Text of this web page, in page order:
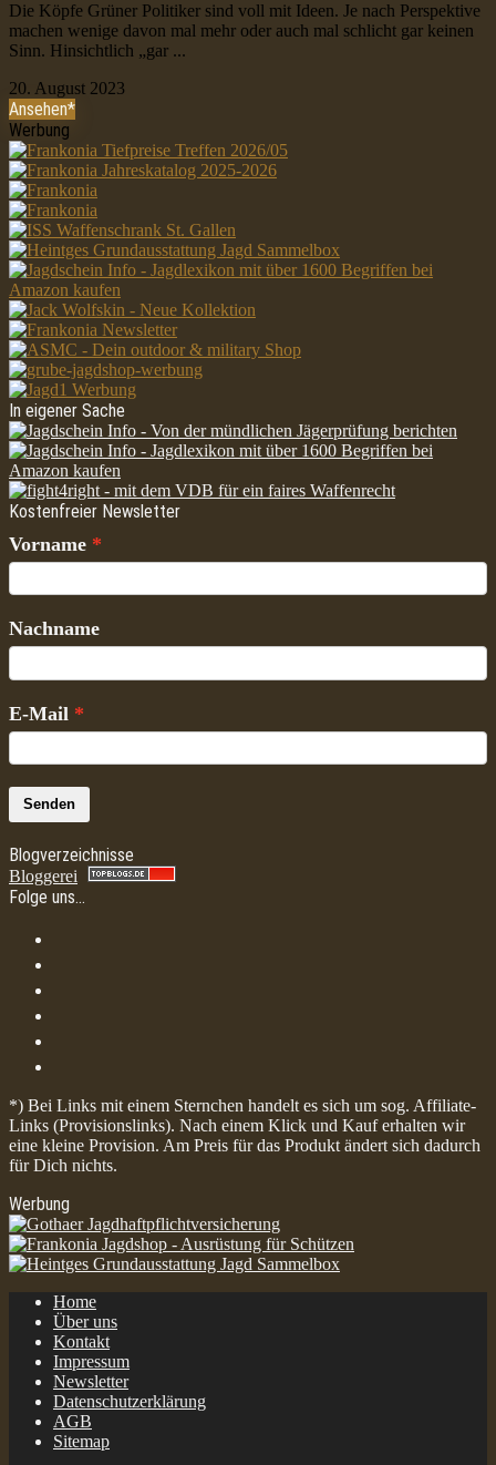
Die Köpfe Grüner Politiker sind voll mit Ideen. Je nach Perspektive
machen wenige davon mal mehr oder auch mal schlicht gar keinen
Sinn. Hinsichtlich „gar ...
20. August 2023
Ansehen*
Werbung
In eigener Sache
Kostenfreier Newsletter
Vorname
Nachname
E-Mail
Senden
Blogverzeichnisse
Bloggerei
Folge uns…
*) Bei Links mit einem Sternchen handelt es sich um sog. Affiliate-
Links (Provisionslinks). Nach einem Klick und Kauf erhalten wir
eine kleine Provision. Am Preis für das Produkt ändert sich dadurch
für Dich nichts.
Werbung
Home
Über uns
Kontakt
Impressum
Newsletter
Datenschutzerklärung
AGB
Sitemap